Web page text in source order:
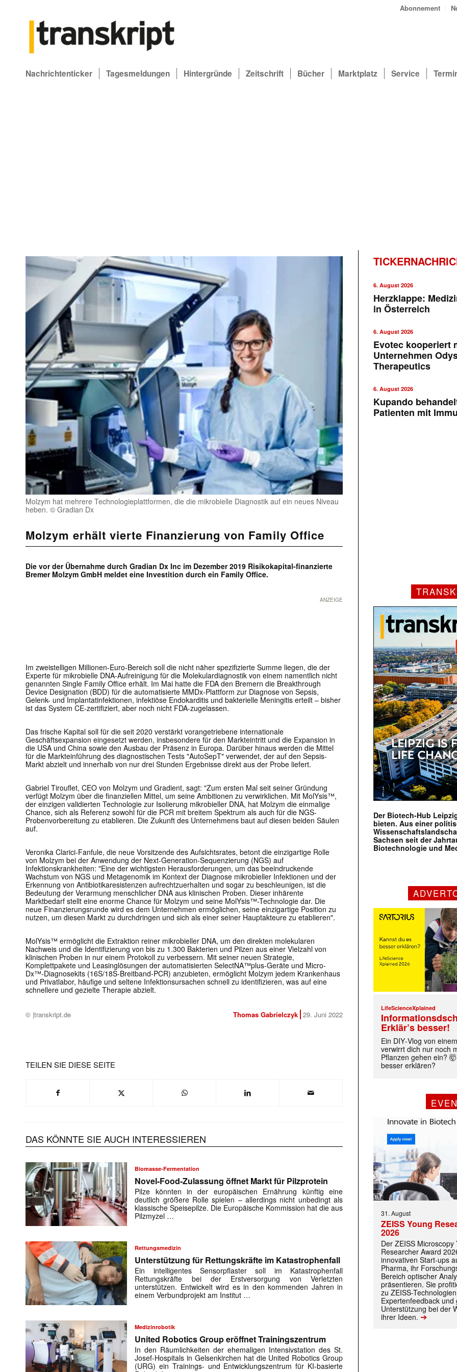
Mit dem |transkript-Newsletter jede Woche aktuell
Mail
(erforderlich)
Abonnement
Nachrichtenticker Tagesmeldungen Hintergründe Zeitschrift Bücher Marktplatz Service
Molzym hat mehrere Technologieplattformen, die die mikrobielle Diagnostik auf ein neues Niveau
heben. © Gradian Dx
Molzym erhält vierte Finanzierung von Family Office
Die vor der Übernahme durch Gradian Dx Inc im Dezember 2019 Risikokapital-finanzierte
Bremer Molzym GmbH meldet eine Investition durch ein Family Office.
ANZEIGE
Im zweistelligen Millionen-Euro-Bereich soll die nicht näher spezifizierte Summe liegen, die der
Experte für mikrobielle DNA-Aufreinigung für die Molekulardiagnostik von einem namentlich nicht
genannten Single Family Office erhält. Im Mai hatte die FDA den Bremern die Breakthrough
Device Designation (BDD) für die automatisierte MMDx-Plattform zur Diagnose von Sepsis,
Gelenk- und Implantatinfektionen, infektiöse Endokarditis und bakterielle Meningitis erteilt – bisher
ist das System CE-zertifiziert, aber noch nicht FDA-zugelassen.
Das frische Kapital soll für die seit 2020 verstärkt vorangetriebene internationale
Geschäftsexpansion eingesetzt werden, insbesondere für den Markteintritt und die Expansion in
die USA und China sowie den Ausbau der Präsenz in Europa. Darüber hinaus werden die Mittel
für die Markteinführung des diagnostischen Tests "AutoSepT" verwendet, der auf den Sepsis-
Markt abzielt und innerhalb von nur drei Stunden Ergebnisse direkt aus der Probe liefert.
Gabriel Tirouflet, CEO von Molzym und Gradient, sagt: "Zum ersten Mal seit seiner Gründung
verfügt Molzym über die finanziellen Mittel, um seine Ambitionen zu verwirklichen. Mit MolYsis™,
der einzigen validierten Technologie zur Isolierung mikrobieller DNA, hat Molzym die einmalige
Chance, sich als Referenz sowohl für die PCR mit breitem Spektrum als auch für die NGS-
Probenvorbereitung zu etablieren. Die Zukunft des Unternehmens baut auf diesen beiden Säulen
auf.
Veronika Clarici-Fanfule, die neue Vorsitzende des Aufsichtsrates, betont die einzigartige Rolle
von Molzym bei der Anwendung der Next-Generation-Sequenzierung (NGS) auf
Infektionskrankheiten: "Eine der wichtigsten Herausforderungen, um das beeindruckende
Wachstum von NGS und Metagenomik im Kontext der Diagnose mikrobieller Infektionen und der
Erkennung von Antibiotikaresistenzen aufrechtzuerhalten und sogar zu beschleunigen, ist die
Bedeutung der Verarmung menschlicher DNA aus klinischen Proben. Dieser inhärente
Marktbedarf stellt eine enorme Chance für Molzym und seine MolYsis™-Technologie dar. Die
neue Finanzierungsrunde wird es dem Unternehmen ermöglichen, seine einzigartige Position zu
nutzen, um diesen Markt zu durchdringen und sich als einer seiner Hauptakteure zu etablieren".
MolYsis™ ermöglicht die Extraktion reiner mikrobieller DNA, um den direkten molekularen
Nachweis und die Identifizierung von bis zu 1.300 Bakterien und Pilzen aus einer Vielzahl von
klinischen Proben in nur einem Protokoll zu verbessern. Mit seiner neuen Strategie,
Komplettpakete und Leasinglösungen der automatisierten SelectNA™plus-Geräte und Micro-
Dx™-Diagnosekits (16S/18S-Breitband-PCR) anzubieten, ermöglicht Molzym jedem Krankenhaus
und Privatlabor, häufige und seltene Infektionsursachen schnell zu identifizieren, was auf eine
schnellere und gezielte Therapie abzielt.
© |transkript.de Thomas Gabrielczyk 29. Juni 2022
TEILEN SIE DIESE SEITE
DAS KÖNNTE SIE AUCH INTERESSIEREN
Biomasse-Fermentation
Novel-Food-Zulassung öffnet Markt für Pilzprotein
Pilze könnten in der europäischen Ernährung künftig eine
deutlich größere Rolle spielen – allerdings nicht unbedingt als
klassische Speisepilze. Die Europäische Kommission hat die aus
Pilzmyzel …
Rettungsmedizin
Unterstützung für Rettungskräfte im Katastrophenfall
Ein intelligentes Sensorpflaster soll im Katastrophenfall
Rettungskräfte bei der Erstversorgung von Verletzten
unterstützen. Entwickelt wird es in den kommenden Jahren in
einem Verbundprojekt am Institut …
Medizinrobotik
United Robotics Group eröffnet Trainingszentrum
In den Räumlichkeiten der ehemaligen Intensivstation des St.
Josef-Hospitals in Gelsenkirchen hat die United Robotics Group
(URG) ein Trainings- und Entwicklungszentrum für KI-basierte
6. August 2026
Herzklappe:
in Österreich
6. August 2026
Evotec kooperiert
Unternehmen
Therapeutics
6. August 2026
Kupando
Patienten mit
Der Biotech-Hub
bieten. Aus einer
Sachsen seit der
Biotechnologie und
LifeScienceXplained
Erklär’s besser!
Ein DIY‑Vlog von
verwirrt dich nur noch
Pflanzen gehen ein?
besser erklären?
31. August
ZEISS Young
2026
Der ZEISS Microscopy
Researcher Award
innovativen Start-ups
Pharma, ihr
Bereich optischer
präsentieren. Sie
zu ZEISS-
Expertenfeedback und
Unterstützung bei der
ihrer Ideen. ➔